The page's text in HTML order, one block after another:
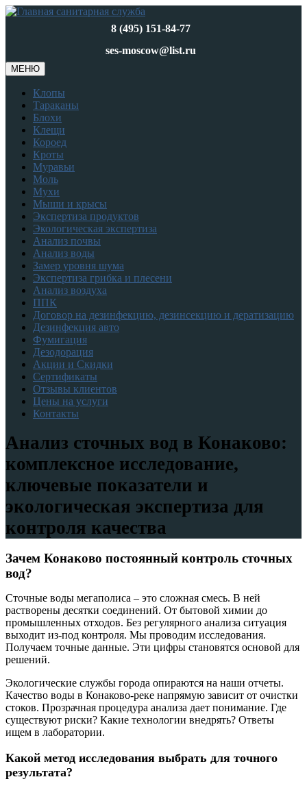
8 (495) 151-84-77
ses-moscow@list.ru
МЕНЮ
Клопы
Тараканы
Блохи
Клещи
Короед
Кроты
Муравьи
Моль
Мухи
Мыши и крысы
Экспертиза продуктов
Экологическая экспертиза
Анализ почвы
Анализ воды
Замер уровня шума
Экспертиза грибка и плесени
Анализ воздуха
ППК
Договор на дезинфекцию, дезинсекцию и дератизацию
Дезинфекция авто
Фумигация
Дезодорация
Акции и Скидки
Сертификаты
Отзывы клиентов
Цены на услуги
Контакты
Анализ сточных вод в Конаково:
комплексное исследование,
ключевые показатели и
экологическая экспертиза для
контроля качества
Зачем Конаково постоянный контроль сточных
вод?
Сточные воды мегаполиса – это сложная смесь. В ней
растворены десятки соединений. От бытовой химии до
промышленных отходов. Без регулярного анализа ситуация
выходит из-под контроля. Мы проводим исследования.
Получаем точные данные. Эти цифры становятся основой для
решений.
Экологические службы города опираются на наши отчеты.
Качество воды в Конаково-реке напрямую зависит от очистки
стоков. Прозрачная процедура анализа дает понимание. Где
существуют риски? Какие технологии внедрять? Ответы
ищем в лаборатории.
Какой метод исследования выбрать для точного
результата?